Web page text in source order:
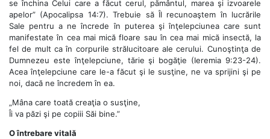
se închina Celui care a făcut cerul, pământul, marea şi izvoarele
apelor” (Apocalipsa 14:7). Trebuie să Îl recunoaştem în lucrările
Sale pentru a ne încrede în puterea şi înţelepciunea care sunt
manifestate în cea mai mică floare sau în cea mai mică insectă, la
fel de mult ca în corpurile strălucitoare ale cerului. Cunoştinţa de
Dumnezeu este înţelepciune, tărie şi bogăţie (Ieremia 9:23-24).
Acea înţelepciune care le-a făcut şi le susţine, ne va sprijini şi pe
noi, dacă ne încredem în ea.
„Mâna care toată creaţia o susţine,
Îi va păzi şi pe copiii Săi bine.”
O întrebare vitală